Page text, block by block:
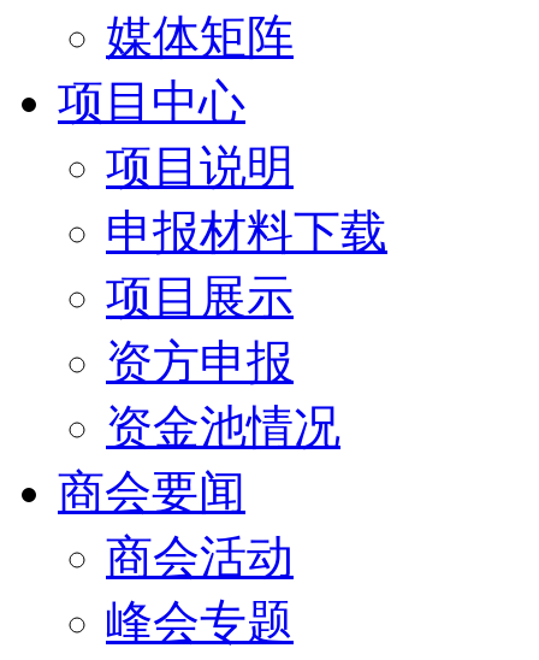
媒体矩阵
项目中心
项目说明
申报材料下载
项目展示
资方申报
资金池情况
商会要闻
商会活动
峰会专题